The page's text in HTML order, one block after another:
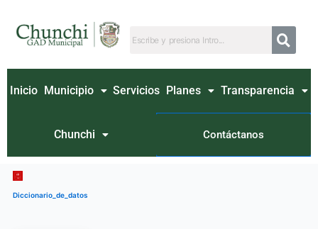
contenido
Inicio Municipio Servicios Planes Transparencia
Chunchi Contáctanos
Diccionario_de_datos